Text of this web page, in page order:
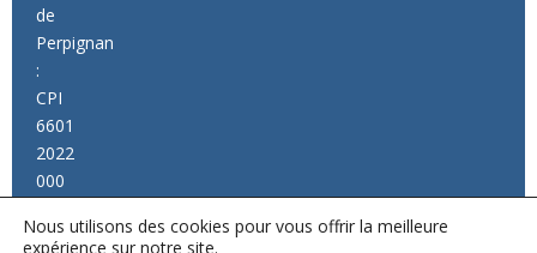
de
Perpignan
:
CPI
6601
2022
000
014
Nous utilisons des cookies pour vous offrir la meilleure
expérience sur notre site.